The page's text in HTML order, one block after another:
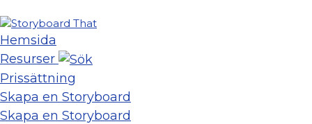
Hemsida
Resurser
Prissättning
Skapa en Storyboard
Skapa en Storyboard